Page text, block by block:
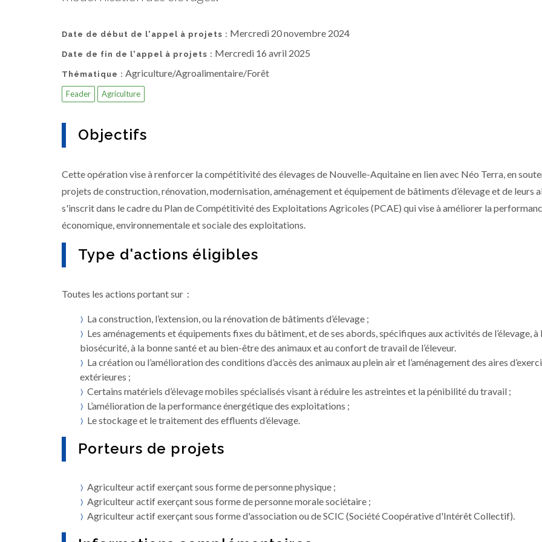
Date de début de l'appel à projets : Mercredi 20 novembre 2024
Date de fin de l'appel à projets : Mercredi 16 avril 2025
Thématique : Agriculture/Agroalimentaire/Forêt
Feader Agriculture
Objectifs
Cette opération vise à renforcer la compétitivité des élevages de Nouvelle-Aquitaine en lien avec Néo Terra, en
projets de construction, rénovation, modernisation, aménagement et équipement de bâtiments d’élevage et de leurs
s'inscrit dans le cadre du Plan de Compétitivité des Exploitations Agricoles (PCAE) qui vise à améliorer la
économique, environnementale et sociale des exploitations.
Type d'actions éligibles
Toutes les actions portant sur :
La construction, l’extension, ou la rénovation de bâtiments d’élevage ;
Les aménagements et équipements fixes du bâtiment, et de ses abords, spécifiques aux activités de l’élevage, à
biosécurité, à la bonne santé et au bien-être des animaux et au confort de travail de l’éleveur.
La création ou l’amélioration des conditions d’accès des animaux au plein air et l’aménagement des aires
extérieures ;
Certains matériels d’élevage mobiles spécialisés visant à réduire les astreintes et la pénibilité du travail ;
L’amélioration de la performance énergétique des exploitations ;
Le stockage et le traitement des effluents d’élevage.
Porteurs de projets
Agriculteur actif exerçant sous forme de personne physique ;
Agriculteur actif exerçant sous forme de personne morale sociétaire ;
Agriculteur actif exerçant sous forme d'association ou de SCIC (Société Coopérative d'Intérêt Collectif).